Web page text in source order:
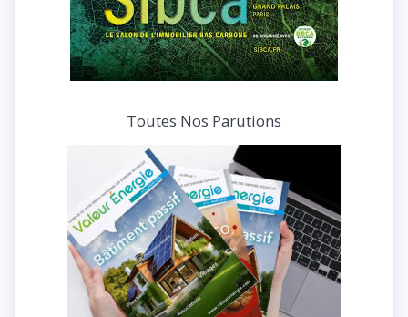
Toutes Nos Parutions